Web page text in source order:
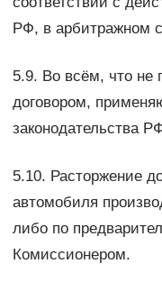
РФ, в арбитражном
5.9. Во всём, что не
договором,
законодательства
5.10. Расторжение
автомобиля
либо по
Комиссионером.